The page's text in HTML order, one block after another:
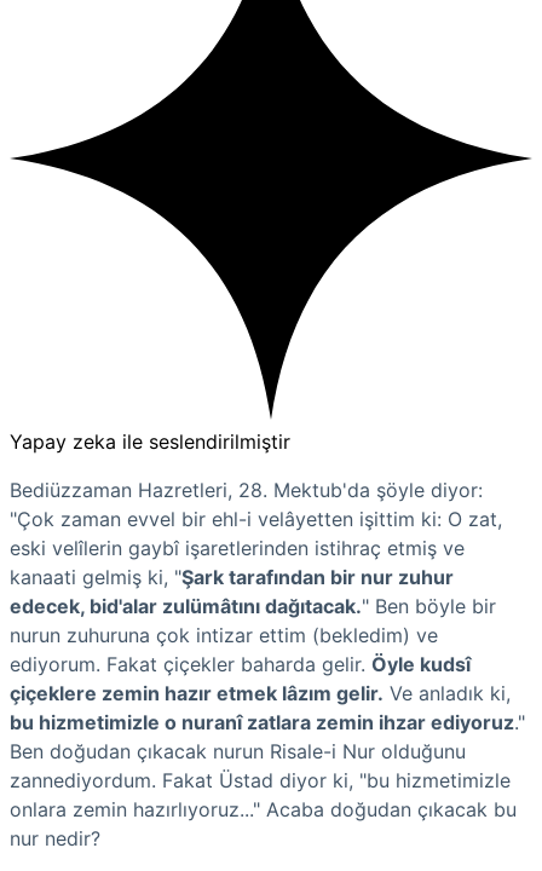
Yapay zeka ile seslendirilmiştir
Bediüzzaman Hazretleri, 28. Mektub'da şöyle diyor:
"Çok zaman evvel bir ehl-i velâyetten işittim ki: O zat,
eski velîlerin gaybî işaretlerinden istihraç etmiş ve
kanaati gelmiş ki, "Şark tarafından bir nur zuhur
edecek, bid'alar zulümâtını dağıtacak." Ben böyle bir
nurun zuhuruna çok intizar ettim (bekledim) ve
ediyorum. Fakat çiçekler baharda gelir. Öyle kudsî
çiçeklere zemin hazır etmek lâzım gelir. Ve anladık ki,
bu hizmetimizle o nuranî zatlara zemin ihzar ediyoruz."
Ben doğudan çıkacak nurun Risale-i Nur olduğunu
zannediyordum. Fakat Üstad diyor ki, "bu hizmetimizle
onlara zemin hazırlıyoruz..." Acaba doğudan çıkacak bu
nur nedir?